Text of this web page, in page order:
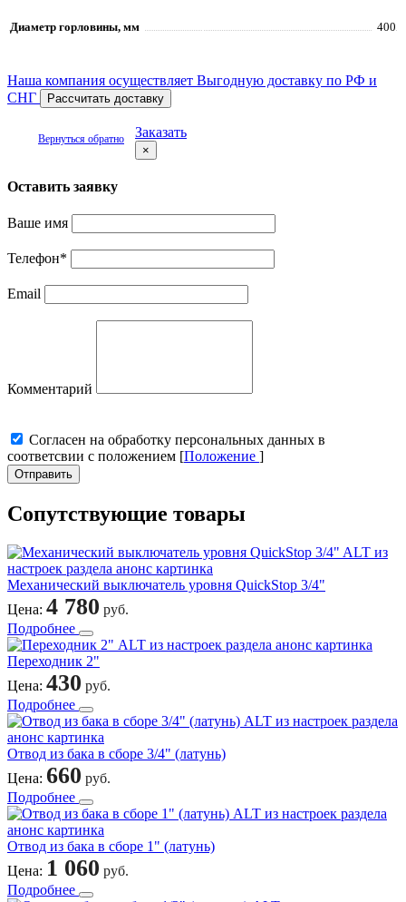
Диаметр горловины, мм 400
Наша компания осуществляет Выгодную доставку по РФ и
СНГ
Рассчитать доставку
Вернуться обратно Заказать
×
Оставить заявку
Ваше имя
Телефон*
Email
Комментарий
Cогласен на обработку персональных данных в
соответсвии с положением [Положение ]
Отправить
Сопутствующие товары
Механический выключатель уровня QuickStop 3/4"
Цена: 4 780 руб.
Подробнее
Переходник 2"
Цена: 430 руб.
Подробнее
Отвод из бака в сборе 3/4" (латунь)
Цена: 660 руб.
Подробнее
Отвод из бака в сборе 1" (латунь)
Цена: 1 060 руб.
Подробнее